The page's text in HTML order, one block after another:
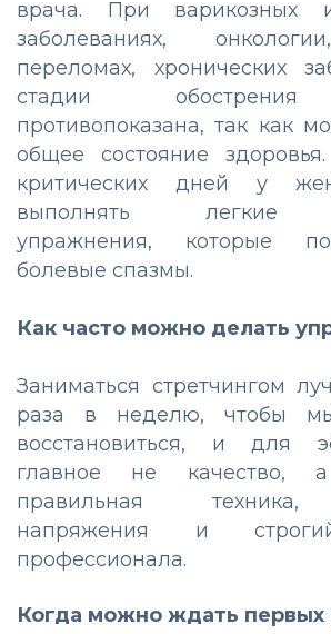
врача. При варикозных
заболеваниях,
переломах, хронических
стадии обострения
противопоказана, так как
общее состояние
критических дней у
выполнять легкие
упражнения, которые
болевые спазмы.
Как часто можно делать
Заниматься стретчингом
раза в неделю, чтобы
восстановиться, и для
главное не качество, а
правильная техника,
напряжения и
профессионала.
Когда можно ждать первых